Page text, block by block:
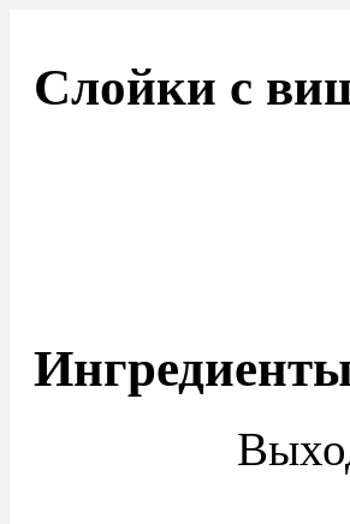
Слойки с